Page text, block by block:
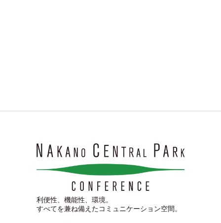
利便性、機能性、環境。
すべてを兼ね備えたコミュニケーション空間。